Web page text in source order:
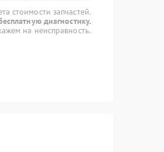
стоимости запчастей.
диагностику.
на неисправность.